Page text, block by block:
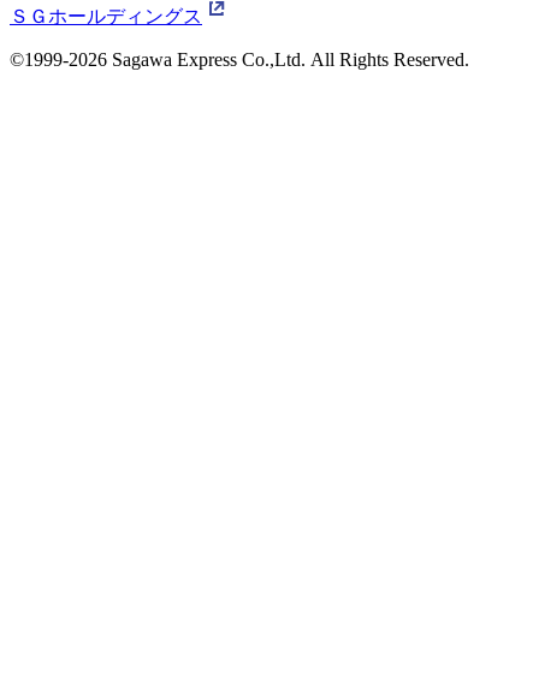
ＳＧホールディングス
©1999-2026 Sagawa Express Co.,Ltd. All Rights Reserved.